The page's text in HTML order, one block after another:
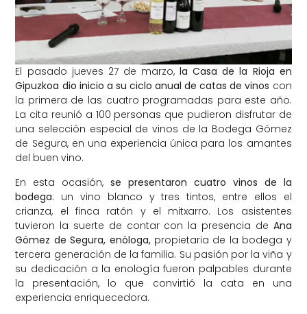
El pasado jueves 27 de marzo,la Casa de la Rioja en
Gipuzkoa dio inicio a su ciclo anual de catas de vinos con
la primera de las cuatro programadas para este año.
La cita reunió a 100 personas que pudieron disfrutar de
una selección especial de vinos de la Bodega Gómez
de Segura, en una experiencia única para los amantes
del buen vino.
En esta ocasión,se presentaron cuatro vinos de la
bodega: un vino blanco y tres tintos, entre ellos el
crianza, el finca ratón y el mitxarro. Los asistentes
tuvieron la suerte de contar con la presencia de Ana
Gómez de Segura, enóloga,propietaria de la bodega y
tercera generación de la familia. Su pasión por la viña y
su dedicación a la enología fueron palpables durante
la presentación, lo que convirtió la cata en una
experiencia enriquecedora.